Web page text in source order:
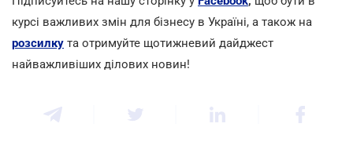
курсі важливих змін для бізнесу в Україні, а також на
розсилку та отримуйте щотижневий дайджест
найважливіших ділових новин!